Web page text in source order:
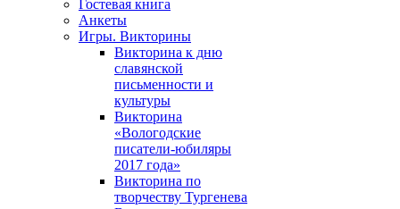
Гостевая книга
Анкеты
Игры. Викторины
Викторина к дню
славянской
письменности и
культуры
Викторина
«Вологодские
писатели-юбиляры
2017 года»
Викторина по
творчеству Тургенева